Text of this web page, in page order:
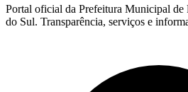
Portal oficial da Prefeitura Municipal
do Sul. Transparência, serviços e